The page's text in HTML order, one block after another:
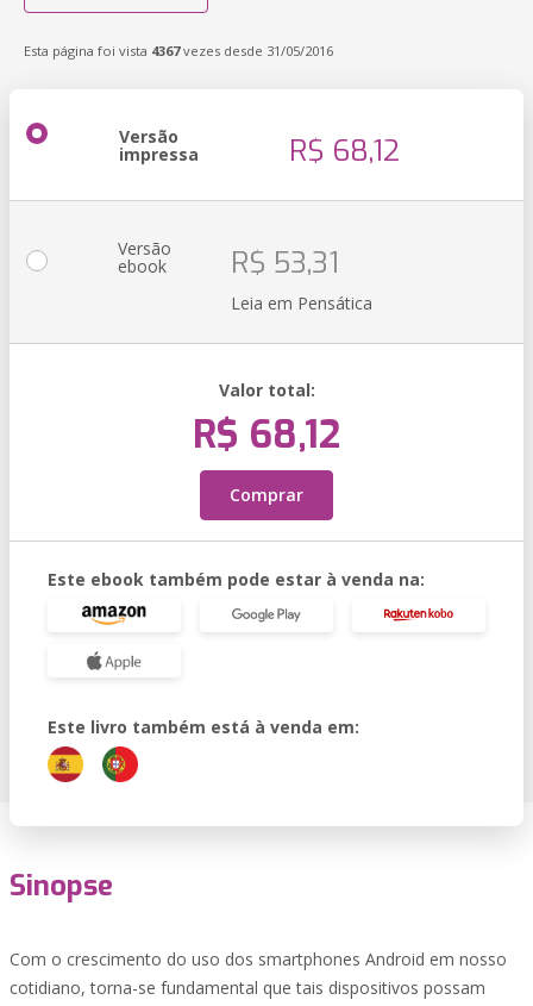
Esta página foi vista 4367vezes desde 31/05/2016
Versão
impressa R$ 68,12
Versão
ebook R$ 53,31
Leia em Pensática
Valor total:
R$ 68,12
Comprar
Este ebook também pode estar à venda na:
Este livro também está à venda em:
Sinopse
Com o crescimento do uso dos smartphones Android em nosso
cotidiano, torna-se fundamental que tais dispositivos possam